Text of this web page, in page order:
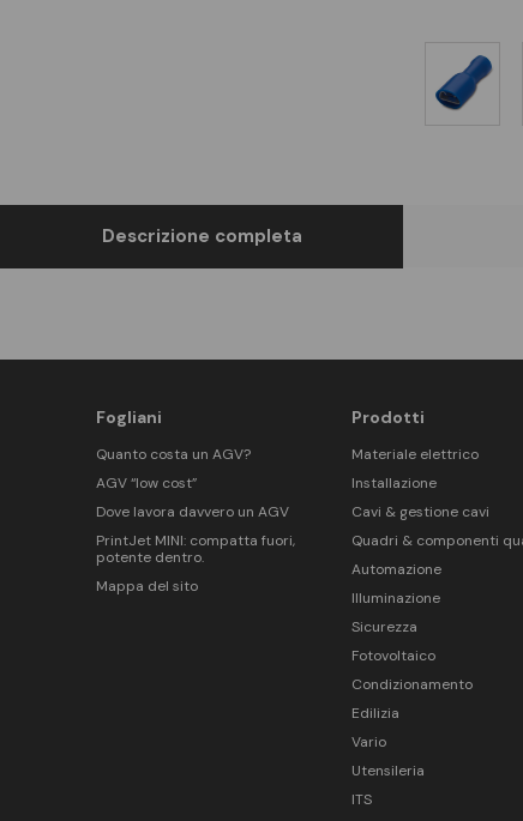
Descrizione completa
Fogliani
Quanto costa un AGV?
AGV “low cost”
Dove lavora davvero un AGV
PrintJet MINI: compatta fuori,
potente dentro.
Mappa del sito
Prodotti
Materiale elettrico
Installazione
Cavi & gestione cavi
Quadri & componenti
Automazione
Illuminazione
Sicurezza
Fotovoltaico
Condizionamento
Edilizia
Vario
Utensileria
ITS